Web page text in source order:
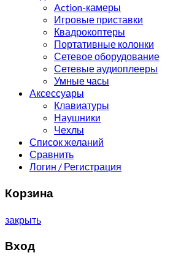
Action-камеры
Игровые приставки
Квадрокоптеры
Портативные колонки
Сетевое оборудование
Сетевые аудиоплееры
Умные часы
Аксессуары
Клавиатуры
Наушники
Чехлы
Список желаний
Сравнить
Логин / Регистрация
Корзина
закрыть
Вход